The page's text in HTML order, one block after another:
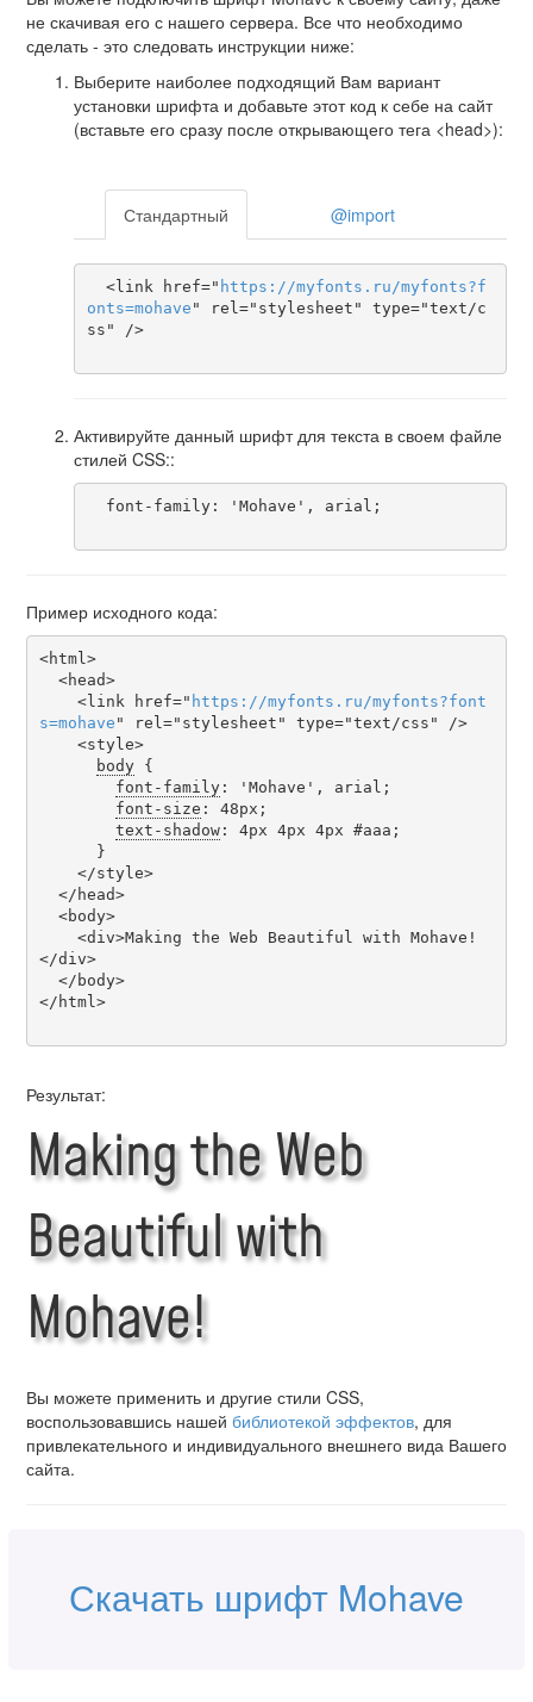
не скачивая его с нашего сервера. Все что необходимо
сделать - это следовать инструкции ниже:
Выберите наиболее подходящий Вам вариант
установки шрифта и добавьте этот код к себе на сайт
(вставьте его сразу после открывающего тега <head>):
Стандартный @import
  <link href="
https ://myfonts . ru /myfonts?f
onts=mohave " rel="stylesheet" type="text/c
ss" />
Активируйте данный шрифт для текста в своем файле
стилей CSS::
Пример исходного кода:
<html>
    <link href="
https ://myfonts . ru /myfonts?font
s=mohave " rel="stylesheet" type="text/css" />
body {
font-family: 'Mohave', arial;
font-size : 48px;
text-shadow: 4px 4px 4px #aaa;
</div>
</html>
Результат:
Making the Web
Beautiful with
Mohave!
Вы можете применить и другие стили CSS,
воспользовавшись нашей библиотекой эффектов, для
привлекательного и индивидуального внешнего вида Вашего
сайта.
Скачать шрифт Mohave